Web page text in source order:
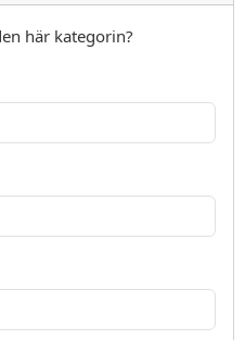
här kategorin?